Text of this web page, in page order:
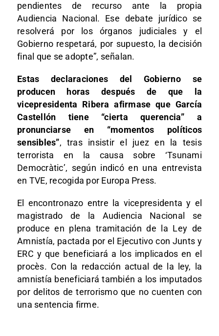
pendientes de recurso ante la propia
Audiencia Nacional. Ese debate jurídico se
resolverá por los órganos judiciales y el
Gobierno respetará, por supuesto, la decisión
final que se adopte”, señalan.
Estas declaraciones del Gobierno se
producen horas después de que la
vicepresidenta Ribera afirmase que García
Castellón tiene “cierta querencia” a
pronunciarse en “momentos políticos
sensibles”, tras insistir el juez en la tesis
terrorista en la causa sobre ‘Tsunami
Democràtic’, según indicó en una entrevista
en TVE, recogida por Europa Press.
El encontronazo entre la vicepresidenta y el
magistrado de la Audiencia Nacional se
produce en plena tramitación de la Ley de
Amnistía, pactada por el Ejecutivo con Junts y
ERC y que beneficiará a los implicados en el
procès. Con la redacción actual de la ley, la
amnistía beneficiará también a los imputados
por delitos de terrorismo que no cuenten con
una sentencia firme.